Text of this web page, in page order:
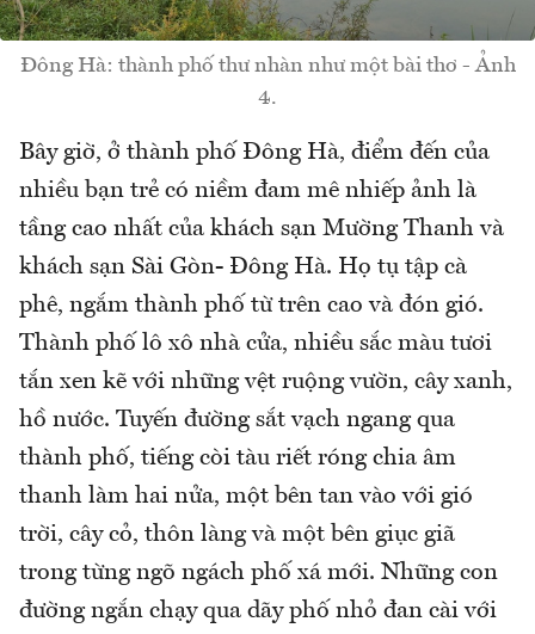
Đông Hà: thành phố thư nhàn như một bài thơ - Ảnh
4.
Bây giờ, ở thành phố Đông Hà, điểm đến của
nhiều bạn trẻ có niềm đam mê nhiếp ảnh là
tầng cao nhất của khách sạn Mường Thanh và
khách sạn Sài Gòn- Đông Hà. Họ tụ tập cà
phê, ngắm thành phố từ trên cao và đón gió.
Thành phố lô xô nhà cửa, nhiều sắc màu tươi
tắn xen kẽ với những vệt ruộng vườn, cây xanh,
hồ nước. Tuyến đường sắt vạch ngang qua
thành phố, tiếng còi tàu riết róng chia âm
thanh làm hai nửa, một bên tan vào với gió
trời, cây cỏ, thôn làng và một bên giục giã
trong từng ngõ ngách phố xá mới. Những con
đường ngắn chạy qua dãy phố nhỏ đan cài với